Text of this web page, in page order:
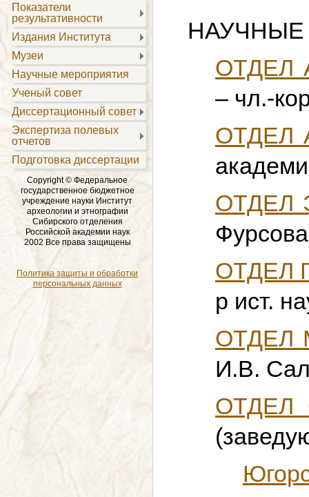
Показатели
результативности
Издания Института
Музеи
Научные мероприятия
Ученый совет
Диссертационный совет
Экспертиза полевых
отчетов
Подготовка диссертации
Copyright © Федеральное
государственное бюджетное
учреждение науки Институт
археологии и этнографии
Сибирского отделения
Российской академии наук
2002 Все права защищены
Политика защиты и обработки
персональных данных
НАУЧНЫЕ
ОТДЕЛ
– чл.-
ОТДЕЛ
ОТДЕЛ
ОТДЕЛ
р ист.
ОТДЕЛ
И.В.
ОТДЕЛ